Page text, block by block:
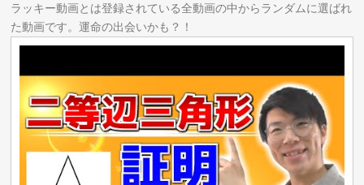
ラッキー動画とは登録されている全動画の中からランダムに選ばれ
た動画です。運命の出会いかも？！